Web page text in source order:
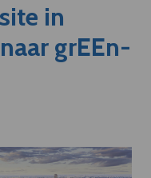
in
grEEn-